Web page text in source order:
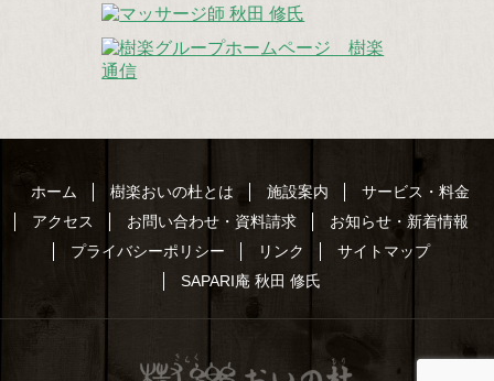
ホーム 樹楽おいの杜とは 施設案内
サービス・料金
アクセス
お問い合わせ・資料請求
お知らせ・新着情報
プライバシーポリシー
リンク
サイトマップ
SAPARI庵 秋田 修氏